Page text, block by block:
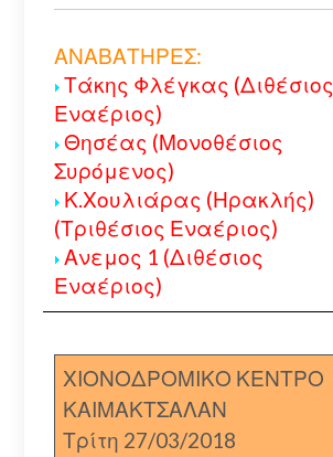
ΑΝΑΒΑΤΗΡΕΣ:
Τάκης Φλέγκας (Διθέσιος
Εναέριος)
Θησέας (Μονοθέσιος
Συρόμενος)
Κ.Χουλιάρας (Ηρακλής)
(Τριθέσιος Εναέριος)
Ανεμος 1 (Διθέσιος
Εναέριος)
ΧΙΟΝΟΔΡΟΜΙΚΟ ΚΕΝΤΡΟ
ΚΑΙΜΑΚΤΣΑΛΑΝ
Τρίτη 27/03/2018